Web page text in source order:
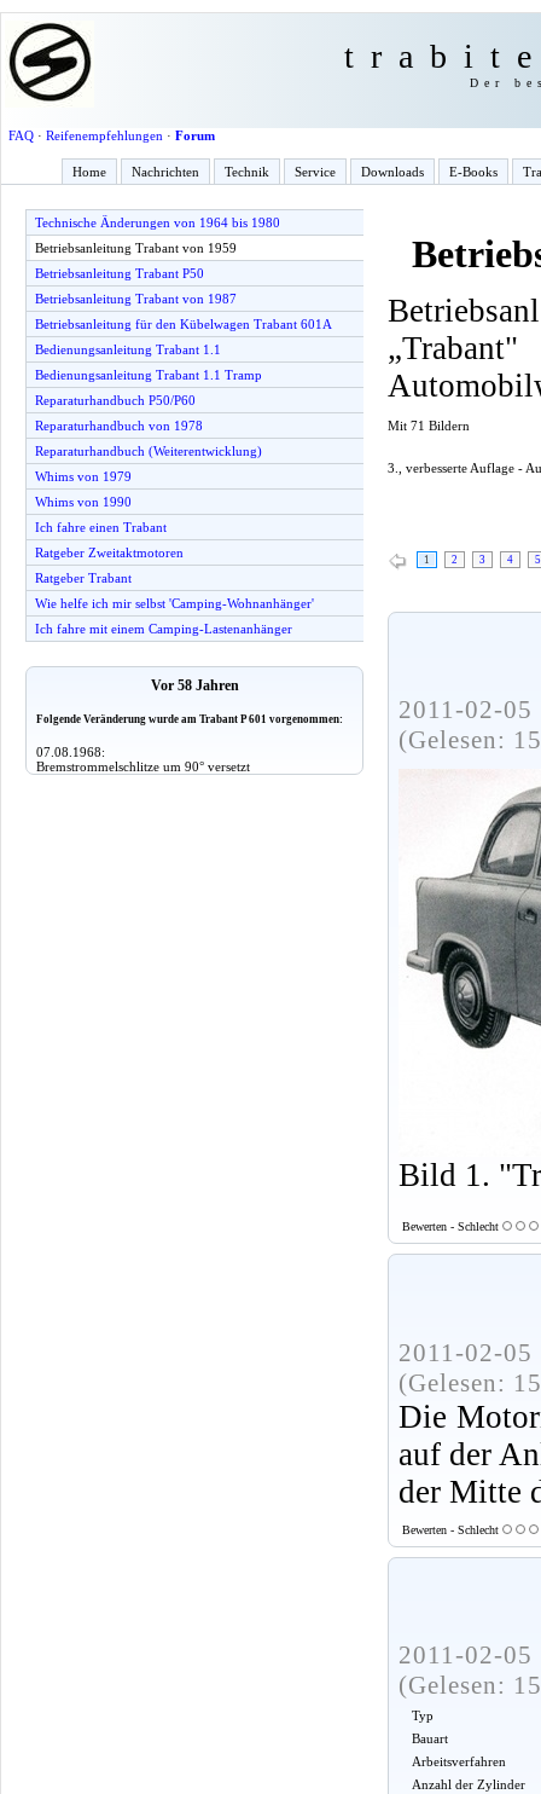
Der
FAQ· Reifenempfehlungen · Forum
Home Nachrichten Technik Service Downloads E-Books
Technische Änderungen von 1964 bis 1980
Betriebsanleitung Trabant von 1959
Betriebsanleitung Trabant P50
Betriebsanleitung Trabant von 1987
Betriebsanleitung für den Kübelwagen Trabant 601A
Bedienungsanleitung Trabant 1.1
Bedienungsanleitung Trabant 1.1 Tramp
Reparaturhandbuch P50/P60
Reparaturhandbuch von 1978
Reparaturhandbuch (Weiterentwicklung)
Whims von 1979
Whims von 1990
Ich fahre einen Trabant
Ratgeber Zweitaktmotoren
Ratgeber Trabant
Wie helfe ich mir selbst 'Camping-Wohnanhänger'
Ich fahre mit einem Camping-Lastenanhänger
Vor 58 Jahren
Folgende Veränderung wurde am Trabant P 601 vorgenommen:
07.08.1968:
Bremstrommelschlitze um 90° versetzt
Mit 71 Bildern
3., verbesserte Auflage -
1 2 3 4 5
2011-02-
(Gelesen:
Bild 1.
Bewerten - Schlecht
2011-02-
(Gelesen:
Die
auf der
der Mitte
Bewerten - Schlecht
2011-02-
(Gelesen:
Typ
Bauart
Arbeitsverfahren
Anzahl der Zylinder